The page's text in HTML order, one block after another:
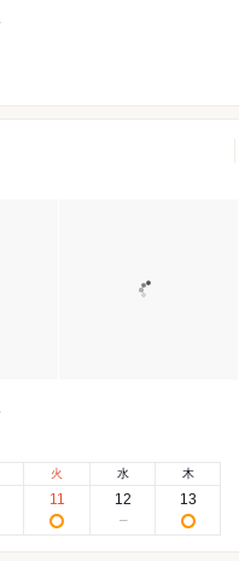
火
11
水
12
木
13